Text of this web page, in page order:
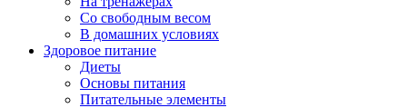
Со свободным весом
В домашних условиях
Здоровое питание
Диеты
Основы питания
Питательные элементы